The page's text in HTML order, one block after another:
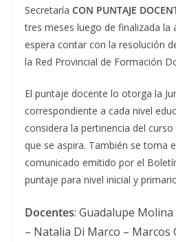
Secretaría CON PUNTAJE
tres meses luego de finalizada la
espera contar con la resolución
la Red Provincial de Formación
El puntaje docente lo otorga la
correspondiente a cada nivel
considera la pertinencia del
que se aspira. También se toma
comunicado emitido por el
puntaje para nivel inicial y
Docentes: Guadalupe
– Natalia Di Marco – Marcos